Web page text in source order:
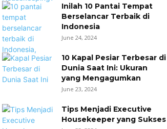
Inilah 10 Pantai Tempat
Berselancar Terbaik di
Indonesia
June 24, 2024
10 Kapal Pesiar Terbesar di
Dunia Saat Ini: Ukuran
yang Mengagumkan
June 23, 2024
Tips Menjadi Executive
Housekeeper yang Sukses